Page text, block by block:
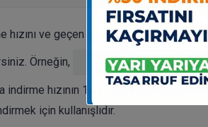
ve geçen süreyi gerçek zamanlı
Örneğin, 2026-07-26 14:30:00
indirme hızının 12.3 MB/s olduğunu
için kullanışlıdır.